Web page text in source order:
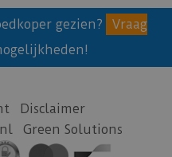
gezien?
Vraag
Disclaimer
Green Solutions